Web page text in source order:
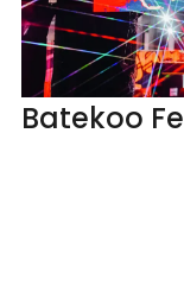
Batekoo